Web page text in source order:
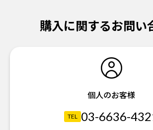
購入に関するお問い
個人のお客様
TEL 03-6636-